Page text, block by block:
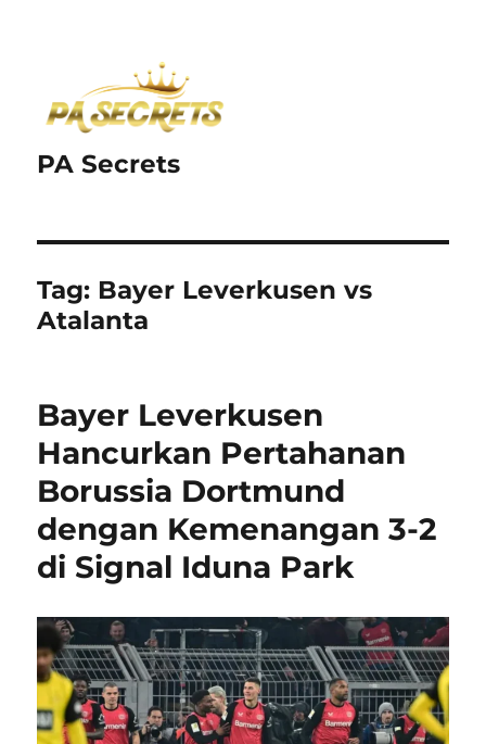
PA Secrets
Tag: Bayer Leverkusen vs
Atalanta
Bayer Leverkusen
Hancurkan Pertahanan
Borussia Dortmund
dengan Kemenangan 3-2
di Signal Iduna Park